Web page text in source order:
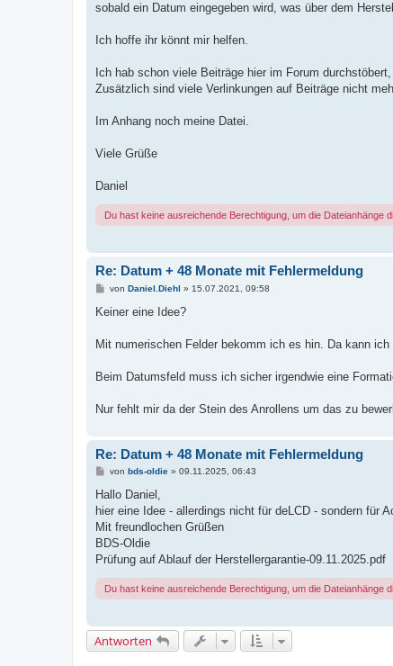
sobald ein Datum eingegeben wird, was über dem
Ich hoffe ihr könnt mir helfen.
Ich hab schon viele Beiträge hier im Forum
Zusätzlich sind viele Verlinkungen auf Beiträge nicht
Im Anhang noch meine Datei.
Viele Grüße
Daniel
Du hast keine ausreichende Berechtigung, um die Dateianhänge
Re: Datum + 48 Monate mit Fehlermeldung
B
i
a
von Daniel.Diehl » 15.07.2021, 09:58
Keiner eine Idee?
Mit numerischen Felder bekomm ich es hin. Da kann ich
Beim Datumsfeld muss ich sicher irgendwie eine
Nur fehlt mir da der Stein des Anrollens um das zu
Re: Datum + 48 Monate mit Fehlermeldung
B
i
r
a
von bds-oldie» 09.11.2025, 06:43
Hallo Daniel,
hier eine Idee - allerdings nicht für deLCD - sondern für
Mit freundlochen Grüßen
BDS-Oldie
Prüfung auf Ablauf der Herstellergarantie-09.11.2025.pdf
Du hast keine ausreichende Berechtigung, um die Dateianhänge
Antworten